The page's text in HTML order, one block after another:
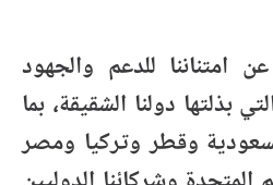
للدعم والجهود
بذلتها دولنا الشقيقة، بما
وقطر وتركيا ومصر